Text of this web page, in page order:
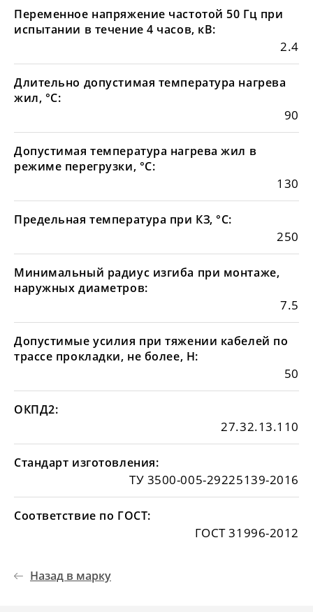
Переменное напряжение частотой 50 Гц при
испытании в течение 4 часов, кВ:
2.4
Длительно допустимая температура нагрева
жил, °С:
90
Допустимая температура нагрева жил в
режиме перегрузки, °С:
130
Предельная температура при КЗ, °С:
250
Минимальный радиус изгиба при монтаже,
наружных диаметров:
7.5
Допустимые усилия при тяжении кабелей по
трассе прокладки, не более, Н:
50
ОКПД2:
27.32.13.110
Стандарт изготовления:
ТУ 3500-005-29225139-2016
Соответствие по ГОСТ:
ГОСТ 31996-2012
Назад в марку